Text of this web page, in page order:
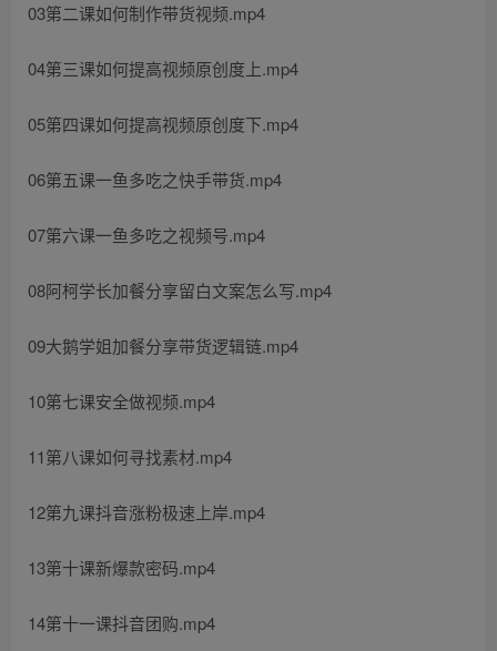
03第二课如何制作带货视频.mp4
04第三课如何提高视频原创度上.mp4
05第四课如何提高视频原创度下.mp4
06第五课一鱼多吃之快手带货.mp4
07第六课一鱼多吃之视频号.mp4
08阿柯学长加餐分享留白文案怎么写.mp4
09大鹅学姐加餐分享带货逻辑链.mp4
10第七课安全做视频.mp4
11第八课如何寻找素材.mp4
12第九课抖音涨粉极速上岸.mp4
13第十课新爆款密码.mp4
14第十一课抖音团购.mp4